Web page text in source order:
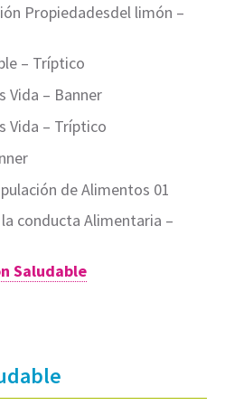
Propiedadesdel limón –
– Tríptico
Vida – Banner
Vida – Tríptico
de Alimentos 01
conducta Alimentaria –
Saludable